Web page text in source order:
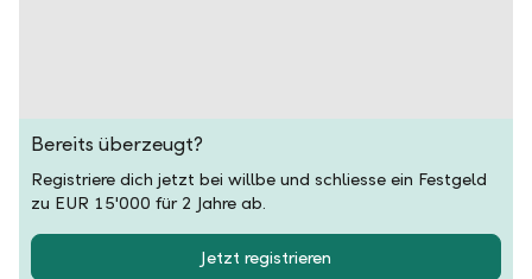
Bereits überzeugt?
Registriere dich jetzt bei willbe und schliesse ein Festgeld
zu EUR 15'000 für 2 Jahre ab.
Jetzt registrieren